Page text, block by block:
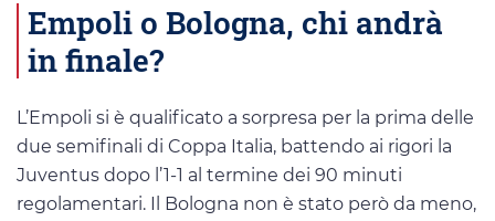
Empoli o Bologna, chi andrà
in finale?
L’Empoli si è qualificato a sorpresa per la prima delle
due semifinali di Coppa Italia, battendo ai rigori la
Juventus dopo l’1-1 al termine dei 90 minuti
regolamentari. Il Bologna non è stato però da meno,